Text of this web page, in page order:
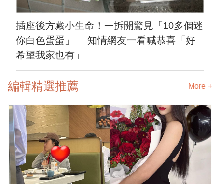
插座後方藏小生命！一拆開驚見「10多個迷
你白色蛋蛋」 知情網友一看喊恭喜「好
希望我家也有」
編輯精選推薦 More +